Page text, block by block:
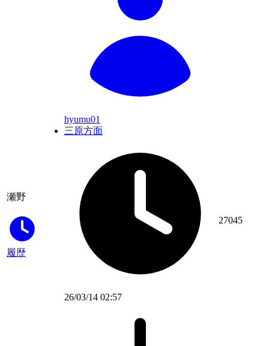
瀬野
履歴
hyumu01
三原方面
26/03/14 02:57
27045